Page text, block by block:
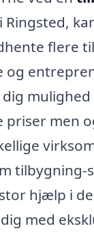
i Ringsted,
flere
priser men
tilbygning-
hjælp i
med